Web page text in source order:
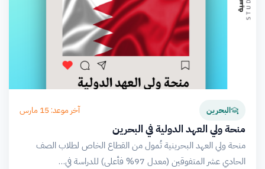
البحرين آخر موعد: 15 مارس
منحة ولي العهد الدولية في البحرين
منحة ولي العهد البحرينية تُمول من القطاع الخاص لطلاب الصف
الحادي عشر المتفوقين (معدل 97% فأعلى) للدراسة في…